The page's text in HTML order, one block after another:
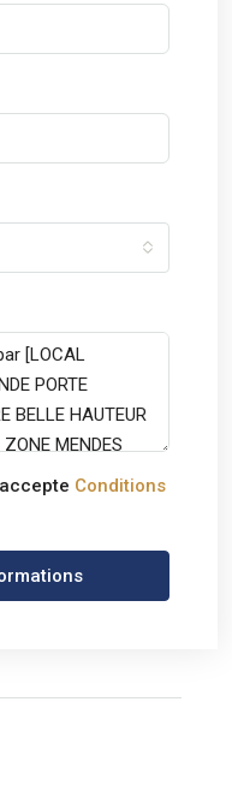
Conditions